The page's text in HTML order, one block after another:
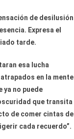
de desilusión
Expresa el
tarde.
esa lucha
en la mente
ya no puede
que transita
de comer cintas de
cada recuerdo”.